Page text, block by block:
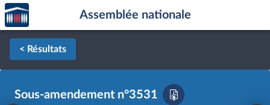
Aller au contenu
Aller en bas de la page
Accèder
à la
page
d'accueil
Assemblée nationale
< Résultats
Sous-amendement n°3531